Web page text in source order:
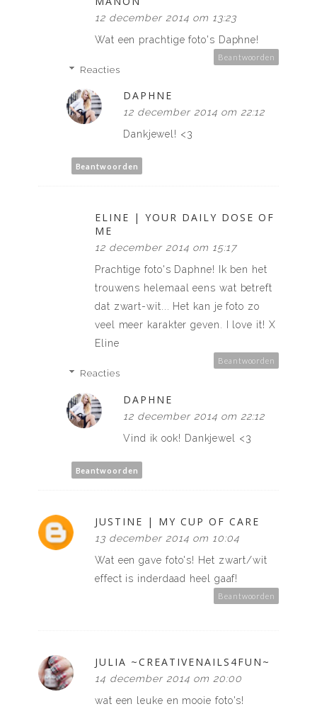
12 december 2014 om 13:23
Wat een prachtige foto's Daphne!
Beantwoorden
Reacties
DAPHNE
12 december 2014 om 22:12
Dankjewel! <3
Beantwoorden
ELINE | YOUR DAILY DOSE OF
ME
12 december 2014 om 15:17
Prachtige foto's Daphne! Ik ben het
trouwens helemaal eens wat betreft
dat zwart-wit... Het kan je foto zo
veel meer karakter geven. I love it! X
Eline
Beantwoorden
Reacties
DAPHNE
12 december 2014 om 22:12
Vind ik ook! Dankjewel <3
Beantwoorden
JUSTINE | MY CUP OF CARE
13 december 2014 om 10:04
Wat een gave foto's! Het zwart/wit
effect is inderdaad heel gaaf!
Beantwoorden
JULIA ~CREATIVENAILS4FUN~
14 december 2014 om 20:00
wat een leuke en mooie foto's!